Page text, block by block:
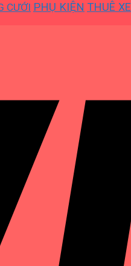
CƯỚI PHỤ KIỆN THUÊ XE